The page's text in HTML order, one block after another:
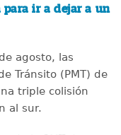
para ir a dejar a un
agosto, las
Tránsito (PMT) de
triple colisión
al sur.